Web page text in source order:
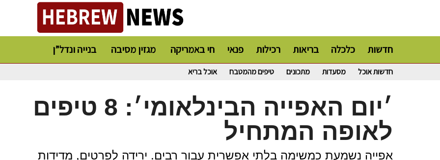
חדשות כלכלה בריאות רכילות פנאי חי באמריקה מגזין מסיבה בנייה ונדל”ן
חדשות אוכל מסעדות מתכונים טיפים מהמטבח אוכל בריא
׳יום האפייה הבינלאומי׳: 8 טיפים
לאופה המתחיל
אפייה נשמעת כמשימה בלתי אפשרית עבור רבים. ירידה לפרטים, מדידות